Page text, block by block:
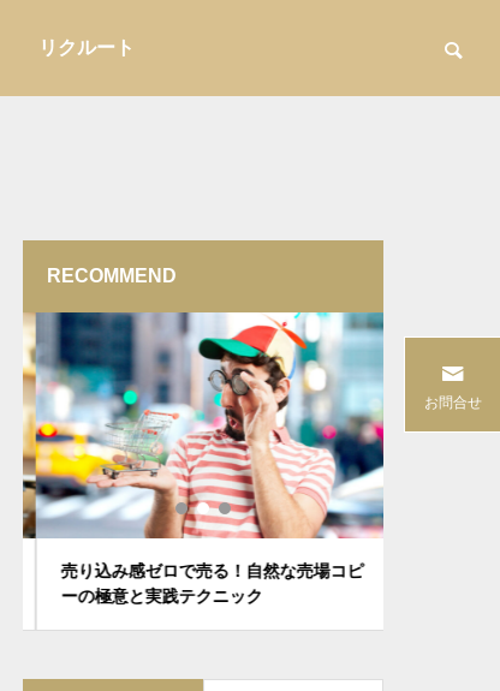
リクルート
「なんとなく仕入れ」を卒業する――
バイヤーの意思決定を言語化する方法
バイヤー実務
「酸味が
未導入カ
RECOMMEND
売り込み感ゼロで売る！自然な売場コピ
ーの極意と実践テクニック
お問合せ